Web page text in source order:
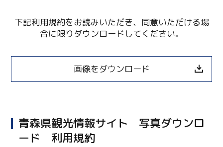
下記利用規約をお読みいただき、同意いただける場
合に限りダウンロードしてください。
画像をダウンロード
青森県観光情報サイト 写真ダウンロ
ード 利用規約